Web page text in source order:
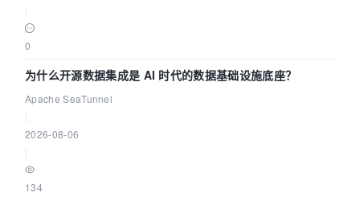
0
为什么开源数据集成是 AI 时代的数据基础设施底座？
Apache SeaTunnel
2026-08-06
134